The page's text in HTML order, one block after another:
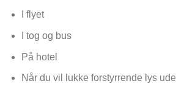
I flyet
I tog og bus
På hotel
Når du vil lukke forstyrrende lys ude